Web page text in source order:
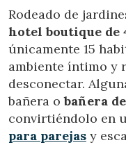
Rodeado de
hotel boutique de
únicamente 15
ambiente íntimo y
desconectar.
bañera obañera
convirtiéndolo en
para parejas y
Modificar
Técnicas y
Este sitio web utiliza
información con la
Si continua
instalación de las
de configurar su
impedir que sean
deberá tener en